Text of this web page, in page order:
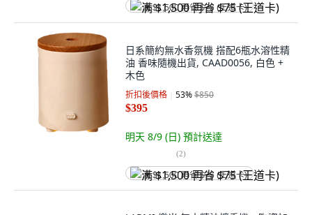
满 $1,500 再省 $75 (王道卡)
日系簡約無水香氛機 搭配6瓶水溶性精
油 香味隨機出貨, CAAD0056, 白色 +
木色
折扣後價格 53%$850
$395
明天 8/9 (日) 預計送達
(2)
满 $1,500 再省 $75 (王道卡)